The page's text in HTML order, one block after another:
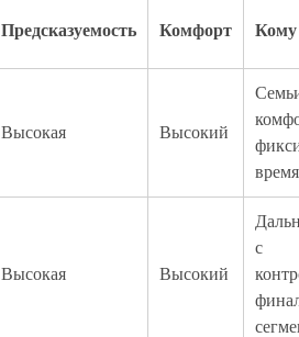
Предсказуемость Комфорт Кому
Высокая Высокий
время
Высокая Высокий
с